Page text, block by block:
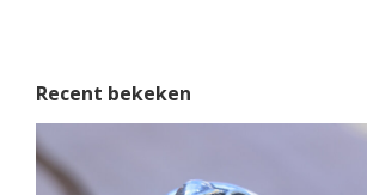
Recent bekeken